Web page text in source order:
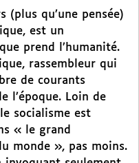
(plus qu’une pensée)
est un
prend l’humanité.
rassembleur qui
de courants
l’époque. Loin de
socialisme est
« le grand
monde », pas moins.